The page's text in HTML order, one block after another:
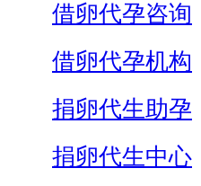
借卵代孕咨询
借卵代孕机构
捐卵代生助孕
捐卵代生中心